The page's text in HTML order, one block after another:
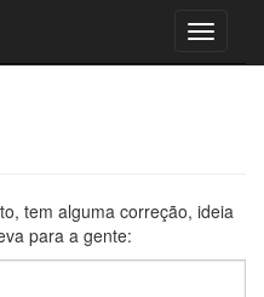
Menu
tem alguma correção, ideia
para a gente: